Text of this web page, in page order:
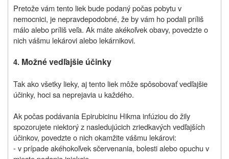
Pretože vám tento liek bude podaný počas pobytu v
nemocnici, je nepravdepodobné, že by vám ho podali príliš
málo alebo príliš veľa. Ak máte akékoľvek obavy, povedzte o
nich vášmu lekárovi alebo lekárnikovi.
4. Možné vedľajšie účinky
Tak ako všetky lieky, aj tento liek môže spôsobovať vedľajšie
účinky, hoci sa neprejavia u každého.
Ak počas podávania Epirubicinu Hikma infúziou do žily
spozorujete niektorý z nasledujúcich zriedkavých vedľajších
účinkov, povedzte o nich okamžite vášmu lekárovi:
- v prípade akéhokoľvek sčervenania, bolesti alebo opuchu v